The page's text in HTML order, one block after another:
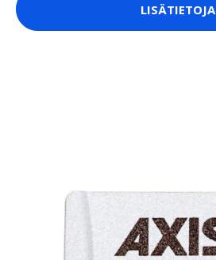
LISÄTIETOJA